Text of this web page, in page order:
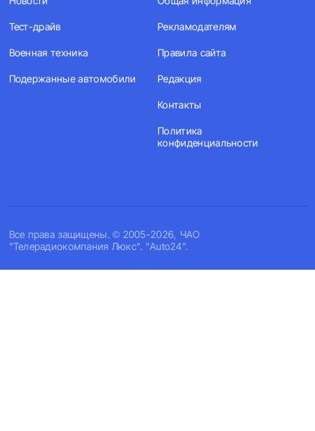
Все права защищены. © 2005-2026, ЧАО
"Телерадиокомпания Люкс". "Auto24".
Тест-драйв
Военная техника
Подержанные автомобили
Рекламодателям
Правила сайта
Редакция
Контакты
Политика
конфиденциальности